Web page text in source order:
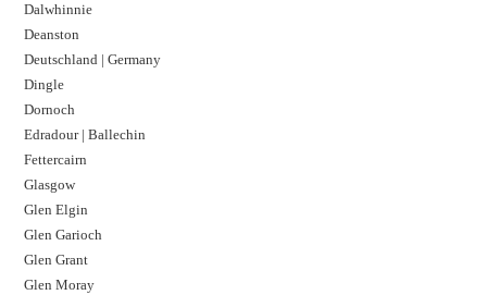
Dalwhinnie
Deanston
Deutschland | Germany
Dingle
Dornoch
Edradour | Ballechin
Fettercairn
Glasgow
Glen Elgin
Glen Garioch
Glen Grant
Glen Moray